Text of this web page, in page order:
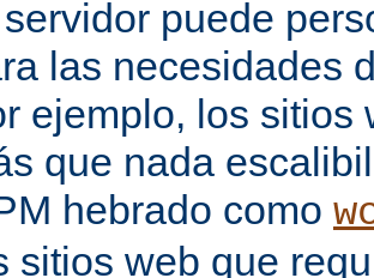
puede
las necesidades
ejemplo, los sitios
que nada
hebrado como
sitios web que